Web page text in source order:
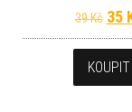
39Kč 35
KOUPIT